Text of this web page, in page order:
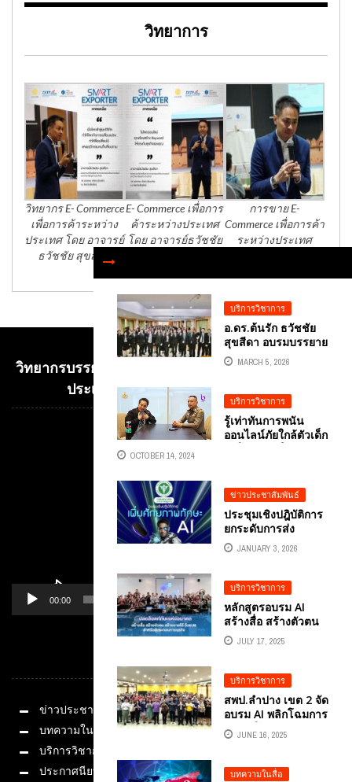
บริการวิชาการ
อ.ดร.ต้นรัก ธวัชชัย
สุขสีดา อบรมบรรยาย
“ภาวะผู้นำยุคดิจิทัล”
เสริมแกร่ง DIGITAL
บริหารอาชีวะรุ่นใหม่
(นอก. รุ่นที่ 2) สอศ.
MARCH 5, 2026
บริการวิชาการ
รู้เท่าทันการพนัน
ออนไลน์ภัยใกล้ตัวเด็ก
โทรทัศน์แห่ง
ประเทศไทย (NBT)
2HD สัมภาษณ์
พล.ต.ต.ศิริวัฒน์ ดีพอ
รองโฆษกสำนักงาน
สีดา ผู้ดำเนินรายการ
OCTOBER 14, 2024
ข่าวประชาสัมพันธ์
ประชุมเชิงปฎิบัติการ
ยกระดับการส่ง
เสริมสุขภาพผู้สูงอายุ
ไทย สู่ยุคดิจิทัลด้วย
วิทยากรด้าน AI
อ.ดร.ต้นรัก ธวัชชัย
สุขสีดา
JANUARY 3, 2026
บริการวิชาการ
หลักสูตรอบรม AI
สร้างสื่อ สร้างตัวตน
สร้างรายได้ ปลดล็อก
ทักษะแห่งอนาคตใน 1
การ นักศึกษา
บุคลากรและผู้สนใจ
โดยวิทยากรผู้
เชี่ยวชาญด้าน AI
อ.ดร.ต้นรัก ธวัชชัย ...
JULY 17, 2025
บริการวิชาการ
สพป.ลำปาง เขต 2 จัด
อบรม AI พลิกโฉมการ
ศึกษา โดย กสทช.
วิทยากรด้าน
ด้วย AI อ.ดร.ต้นรัก
JUNE 16, 2025
บทความในสื่อ
วิทยาการ
วิทยากร E- Commerce
เพื่อการค้าระหว่าง
ประเทศ โดย อาจารย์
ธวัชชัย สุขสีดา
E- Commerce เพื่อการ
ค้าระหว่างประเทศ
โดย อาจารย์ธวัชชัย
การขาย E-
Commerce เพื่อการค้า
ระหว่างประเทศ
วิทยากรบรรยาย E-COMMERCE เพื่อการค้าระหว่าง
ประเทศ อ.ดร.ต้นรัก ธวัชชัย สุขสีดา
00:00
หมวดหมู่
ข่าวประชาสัมพันธ์
บทความในสื่อ
บริการวิชาการ
ประกาศนียบัตร